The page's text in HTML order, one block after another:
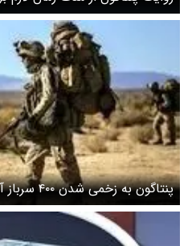
پنتاگون به
اعتراف کرد